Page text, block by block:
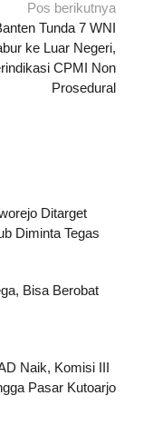
Pos berikutnya
Tunda 7 WNI
ke Luar Negeri,
CPMI Non
Prosedural
Ditarget
Diminta Tegas
Bisa Berobat
Naik, Komisi III
Pasar Kutoarjo